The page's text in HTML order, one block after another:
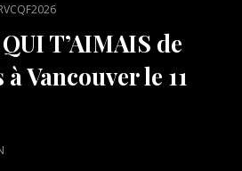
T’AIMAIS de
Vancouver le 11